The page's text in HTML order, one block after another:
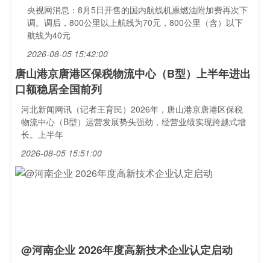
央视网消息：8月5日开售的国内航线机票燃油附加费再次下
调。调后，800公里以上航线为70元，800公里（含）以下
航线为40元
2026-08-05 15:42:00
唐山港京唐港区保税物流中心（B型）上半年进出
口额稳居全国前列
河北新闻网讯（记者王育民）2026年，唐山港京唐港区保税
物流中心（B型）运营发展势头强劲，经营业绩实现跨越式增
长。上半年
2026-08-05 15:51:00
@河南企业 2026年度高新技术企业认定启动